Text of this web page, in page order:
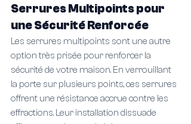
Serrures Multipoints pour
une Sécurité Renforcée
Les serrures multipoints sont une autre
option très prisée pour renforcer la
sécurité de votre maison. En verrouillant
la porte sur plusieurs points, ces serrures
offrent une résistance accrue contre les
effractions. Leur installation dissuade